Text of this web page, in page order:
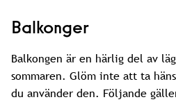
Balkonger
Balkongen är en härlig del av
sommaren. Glöm inte att ta
du använder den. Följande